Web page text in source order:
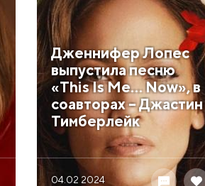
Дженнифер Лопес
выпустила песню
«This Is Me… Now», в
соавторах – Джастин
Тимберлейк
04.02 2024